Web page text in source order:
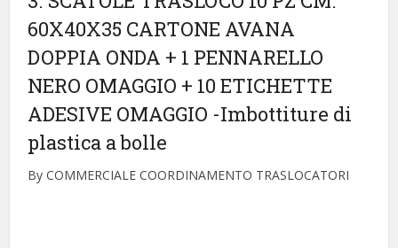
60X40X35 CARTONE AVANA
DOPPIA ONDA + 1 PENNARELLO
NERO OMAGGIO + 10 ETICHETTE
ADESIVE OMAGGIO -Imbottiture di
plastica a bolle
By COMMERCIALE COORDINAMENTO TRASLOCATORI